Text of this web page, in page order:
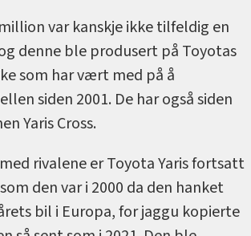
var kanskje ikke tilfeldig en
denne ble produsert på Toyotas
som har vært med på å
siden 2001. De har også siden
Yaris Cross.
rivalene er Toyota Yaris fortsatt
den var i 2000 da den hanket
bil i Europa, for jaggu kopierte